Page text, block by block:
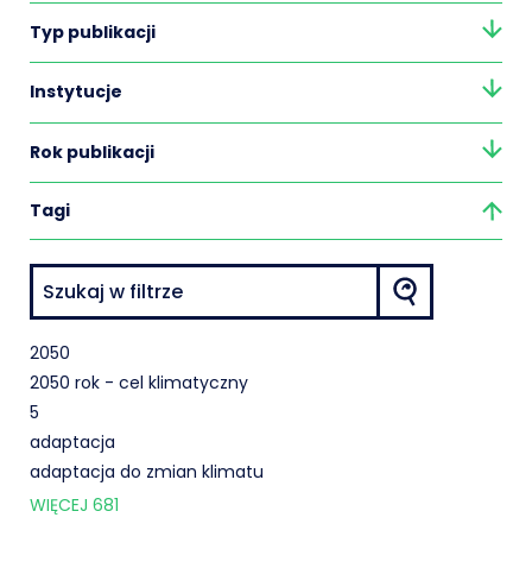
Typ publikacji
Instytucje
Rok publikacji
Tagi
2050
2050 rok - cel klimatyczny
5
adaptacja
adaptacja do zmian klimatu
WIĘCEJ 681